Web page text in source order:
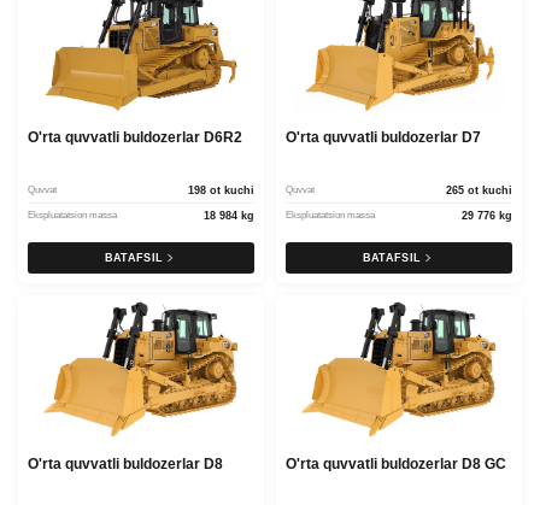
O'rta quvvatli buldozerlar D6R2
Quvvat 198 ot kuchi
Ekspluatatsion massa 18 984 kg
BATAFSIL
O'rta quvvatli buldozerlar D7
Quvvat 265 ot kuchi
Ekspluatatsion massa 29 776 kg
BATAFSIL
O'rta quvvatli buldozerlar D8 O'rta quvvatli buldozerlar D8 GC